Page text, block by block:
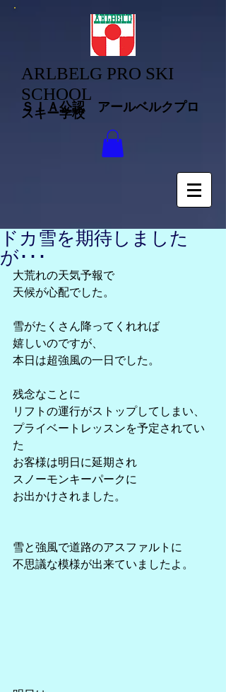
ARLBELG PRO SKI
SCHOOL
ＳＩＡ公認 アールベルクプロ
スキー学校
ドカ雪を期待しました
が･･･
大荒れの天気予報で
天候が心配でした。
雪がたくさん降ってくれれば
嬉しいのですが、
本日は超強風の一日でした。
残念なことに
リフトの運行がストップしてしまい、
プライベートレッスンを予定されてい
た
お客様は明日に延期され
スノーモンキーパークに
お出かけされました。
雪と強風で道路のアスファルトに
不思議な模様が出来ていましたよ。